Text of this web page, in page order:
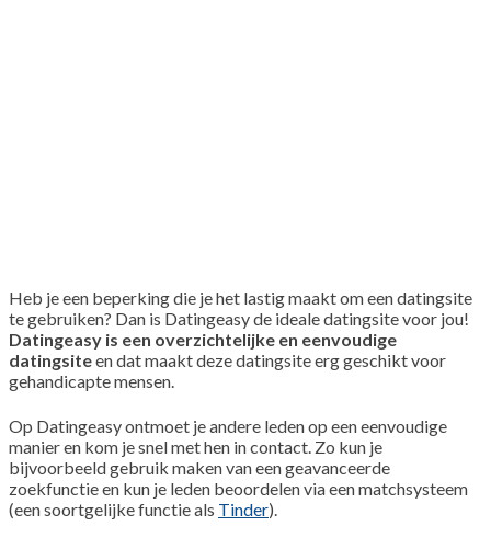
Heb je een beperking die je het lastig maakt om een datingsite
te gebruiken? Dan is Datingeasy de ideale datingsite voor jou!
Datingeasy is een overzichtelijke en eenvoudige
datingsiteen dat maakt deze datingsite erg geschikt voor
gehandicapte mensen.
Op Datingeasy ontmoet je andere leden op een eenvoudige
manier en kom je snel met hen in contact. Zo kun je
bijvoorbeeld gebruik maken van een geavanceerde
zoekfunctie en kun je leden beoordelen via een matchsysteem
(een soortgelijke functie als Tinder).